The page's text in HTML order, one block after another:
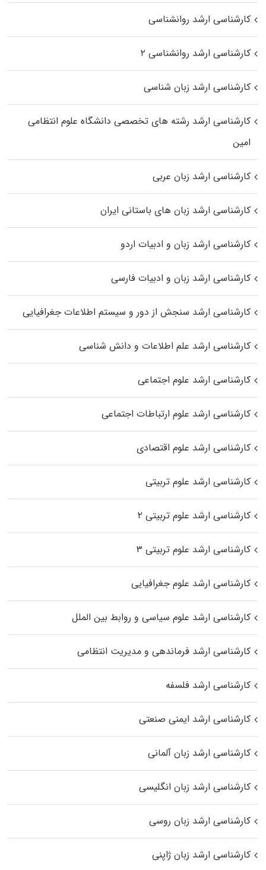
کارشناسی ارشد روانشناسی
کارشناسی ارشد روانشناسی ۲
کارشناسی ارشد زبان شناسی
کارشناسی ارشد رﺷﺘﻪ ﻫﺎی تخصصی داﻧﺸﮕﺎه ﻋﻠﻮم انتظامی
اﻣﻴﻦ
کارشناسی ارشد زبان عربی
کارشناسی ارشد زبان‌ های باستانی ایران
کارشناسی ارشد زبان و ادبیات اردو
کارشناسی ارشد زبان و ادبیات فارسی
کارشناسی ارشد سنجش از دور و سیستم اطلاعات جغرافیایی
کارشناسی ارشد علم اطلاعات و دانش شناسی
کارشناسی ارشد علوم اجتماعی
کارشناسی ارشد علوم ارتباطات اجتماعی
کارشناسی ارشد علوم اقتصادی
کارشناسی ارشد علوم تربیتی
کارشناسی ارشد علوم تربیتی ۲
کارشناسی ارشد علوم تربیتی ۳
کارشناسی ارشد علوم جغرافیایی
کارشناسی ارشد علوم سیاسی و روابط بین الملل
کارشناسی ارشد فرماندهی و مدیریت انتظامی
کارشناسی ارشد فلسفه
کارشناسی ارشد ایمنی صنعتی
کارشناسی ارشد زبان آلمانی
کارشناسی ارشد زبان انگلیسی
کارشناسی ارشد زبان روسی
کارشناسی ارشد زبان ژاپنی